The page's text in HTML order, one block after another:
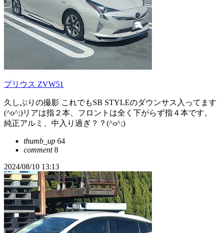
プリウス ZVW51
久しぶりの撮影 これでもSB STYLEのダウンサス入ってます
(^o^;)リアは指２本、フロントは全く下がらず指４本です。
純正アルミ、中入り過ぎ？？(^o^;)
thumb_up 64
comment8
2024/08/10 13:13